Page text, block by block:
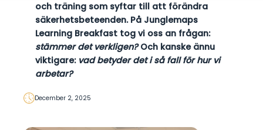
och träning som syftar till att förändra
säkerhetsbeteenden. På Junglemaps
Learning Breakfast tog vi oss an frågan:
stämmer det verkligen?Och kanske ännu
viktigare: vad betyder det i så fall för hur vi
arbetar?
December 2, 2025